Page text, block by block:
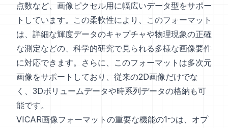
点数など、画像ピクセル用に幅広いデータ型をサポー
トしています。この柔軟性により、このフォーマット
は、詳細な輝度データのキャプチャや物理現象の正確
な測定などの、科学的研究で見られる多様な画像要件
に対応できます。さらに、このフォーマットは多次元
画像をサポートしており、従来の2D画像だけでな
く、3Dボリュームデータや時系列データの格納も可
能です。
VICAR画像フォーマットの重要な機能の1つは、オプ